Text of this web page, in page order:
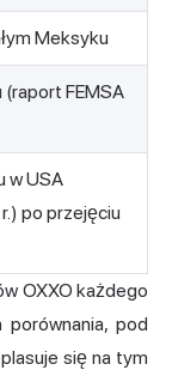
Meksyku
FEMSA
w USA
po przejęciu
OXXO każdego
pod
się na tym